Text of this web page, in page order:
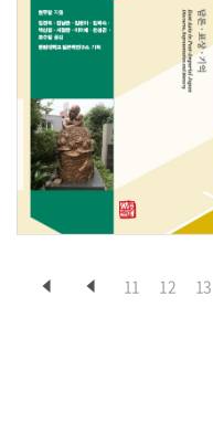
11 12 13